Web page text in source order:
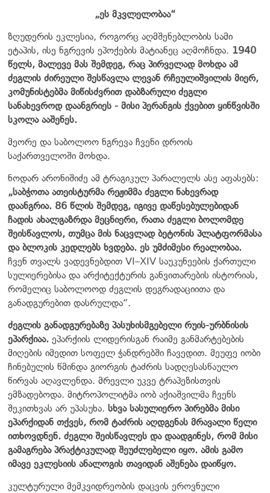
„ეს მკვლელობაა“
ზღუდერის ეკლესია, როგორც აღმშენებლობის სამი
ეტაპის, ისე ნგრევის ეპოქების მატიანეც აღმოჩნდა. 1940
წელს, მალევე მას შემდეგ, რაც პირველად მოხდა ამ
ძეგლის ძირეული შესწავლა ლევან რჩეულიშვილის მიერ,
კომუნისტებმა მიწისძვრით დაბზარული ძეგლი
სანახევროდ დაანგრიეს - მისი პერანგის ქვებით ყინწვისში
სკოლა ააშენეს.
მეორე და საბოლოო ნგრევა ჩვენი დროის
საქართველოში მოხდა.
ნოდარ არონიშიძე ამ ტრაგიკულ პარალელს ასე აფასებს:
„საბჭოთა ათეისტურმა რეჟიმმა ძეგლი ნახევრად
დაანგრია. 86 წლის შემდეგ, იგივე დაწესებულებიდან
ჩადის ახალგაზრდა მეცნიერი, რათა ძეგლი ბოლომდე
შეისწავლოს, თუმცა მის ნაცვლად ბეტონის პლატფორმასა
და ბლოკის კედლებს ხვდება. ეს უმძიმესი რეალობაა.
ჩვენ თვალს ვადევნებდით VI–XIV საუკუნეების ქართული
სულიერებისა და არქიტექტურის განვითარების ისტორიას,
რომელიც საბოლოოდ ძეგლის დეგრადაციითა და
განადგურებით დასრულდა“.
ძეგლის განადგურებაზე პასუხისმგებელი რუის-ურბნისის
ეპარქიაა. ეპარქიის ლიდერისგან რაიმე განმარტებების
მიღების იმედით სოფელ ჭანდრებში ჩავედით. მეუფე იობი
ჩინებულის წმინდა გიორგის ტაძრის სადღესასწაულო
წირვას აღავლენდა. მრევლი უკვე ტრაპეზისთვის
ემზადებოდა. მიტროპოლიტმა იობ აქიაშვილმა ჩვენს
შეკითხვას არ უპასუხა. სხვა სასულიერო პირებმა მისი
ეპარქიდან თქვეს, რომ ტაძრის აღდგენას მრავალი წელი
ითხოვდნენ. ძეგლი შეისწავლეს და დაადგინეს, რომ მისი
გამაგრება პრაქტიკულად შეუძლებელი იყო. ამის გამო
იმავე ეკლესიის ანალოგის თავიდან აშენება დაიწყო.
კულტურული მემკვიდრეობის დაცვის ეროვნული